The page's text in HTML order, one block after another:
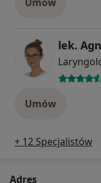
lek.
Umów
+ 12 Specjalistów
Adres